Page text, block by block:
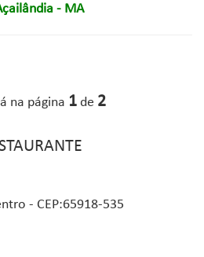
- MA
na página 1de 2
- CEP:65918-535